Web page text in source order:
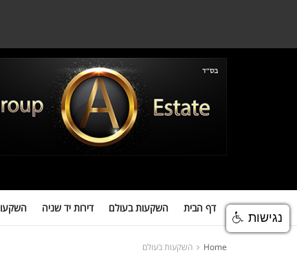
דף הבית השקעות בעולם דירות יד שניה
Home השקעות בעולם
נגישות